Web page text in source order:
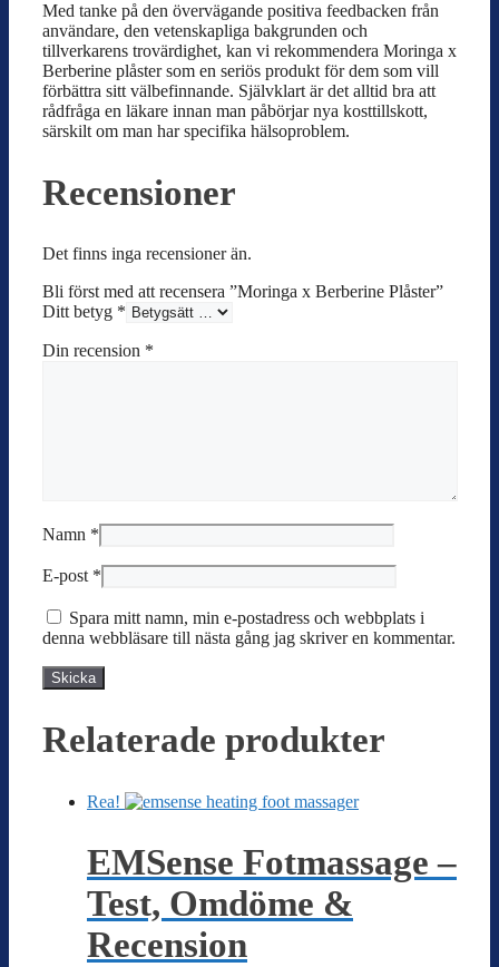
Med tanke på den övervägande positiva feedbacken från
användare, den vetenskapliga bakgrunden och
tillverkarens trovärdighet, kan vi rekommendera Moringa x
Berberine plåster som en seriös produkt för dem som vill
förbättra sitt välbefinnande. Självklart är det alltid bra att
rådfråga en läkare innan man påbörjar nya kosttillskott,
särskilt om man har specifika hälsoproblem.
Recensioner
Det finns inga recensioner än.
Bli först med att recensera ”Moringa x Berberine Plåster”
Ditt betyg *
Din recension *
Namn *
E-post *
Spara mitt namn, min e-postadress och webbplats i
denna webbläsare till nästa gång jag skriver en kommentar.
Relaterade produkter
Rea!
EMSense Fotmassage –
Test, Omdöme &
Recension